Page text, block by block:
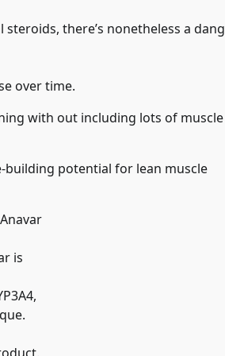
there’s nonetheless a
over time.
with out including lots of muscle
building potential for lean muscle
is